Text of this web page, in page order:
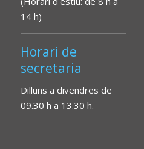
14 h)
Horari de
secretaria
Dilluns a divendres de
09.30 h a 13.30 h.